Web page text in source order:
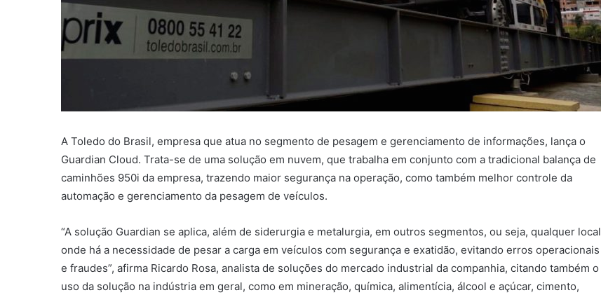
A Toledo do Brasil, empresa que atua no segmento de pesagem e gerenciamento de informações, lança o
Guardian Cloud. Trata-se de uma solução em nuvem, que trabalha em conjunto com a tradicional balança de
caminhões 950i da empresa, trazendo maior segurança na operação, como também melhor controle da
automação e gerenciamento da pesagem de veículos.
“A solução Guardian se aplica, além de siderurgia e metalurgia, em outros segmentos, ou seja, qualquer local
onde há a necessidade de pesar a carga em veículos com segurança e exatidão, evitando erros operacionais
e fraudes”, afirma Ricardo Rosa, analista de soluções do mercado industrial da companhia, citando também o
uso da solução na indústria em geral, como em mineração, química, alimentícia, álcool e açúcar, cimento,